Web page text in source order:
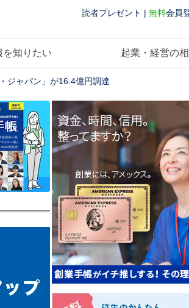
読者プレゼント | 無料会員
を知りたい 起業・経営の
ジャパン」が16.4億円調達